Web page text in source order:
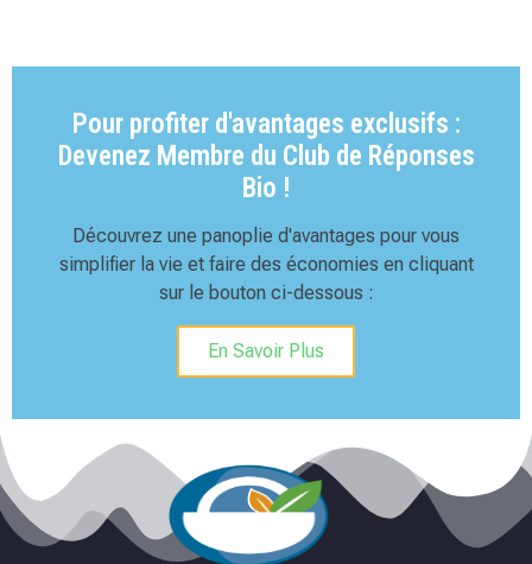
Pour profiter d'avantages exclusifs :
Devenez Membre du Club de Réponses
Bio !
Découvrez une panoplie d'avantages pour vous
simplifier la vie et faire des économies en cliquant
sur le bouton ci-dessous :
En Savoir Plus